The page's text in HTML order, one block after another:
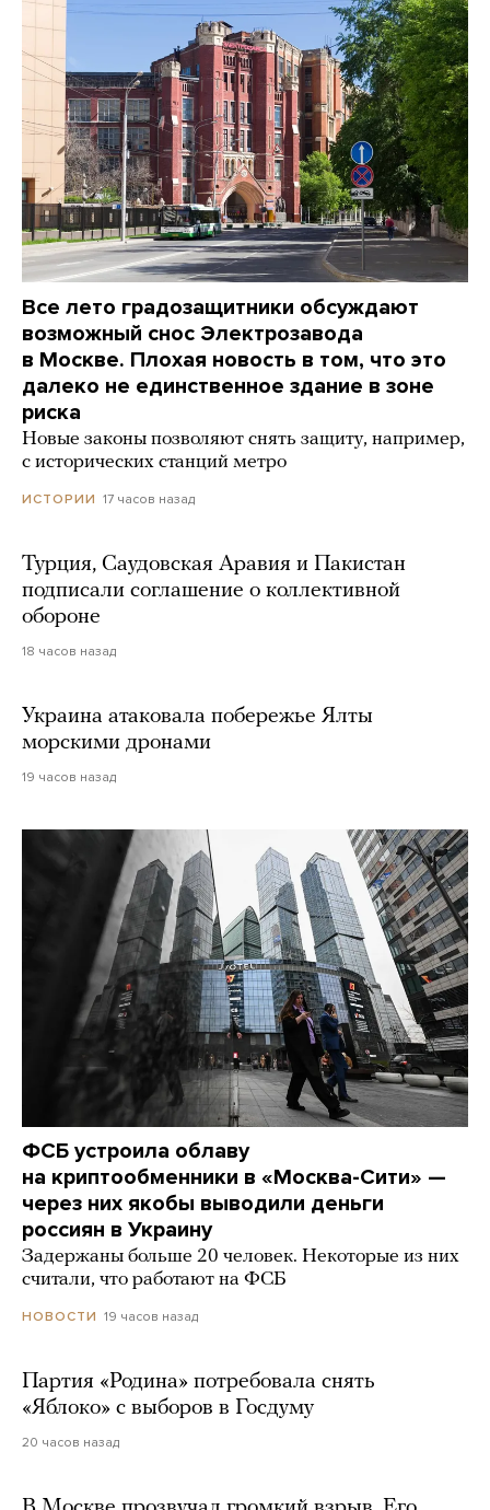
Все лето градозащитники обсуждают
возможный снос Электрозавода
в Москве. Плохая новость в том, что это
далеко не единственное здание в зоне
риска
Новые законы позволяют снять защиту, например,
с исторических станций метро
ИСТОРИИ 17 часов назад
Турция, Саудовская Аравия и Пакистан
подписали соглашение о коллективной
обороне
18 часов назад
Украина атаковала побережье Ялты
морскими дронами
19 часов назад
ФСБ устроила облаву
на криптообменники в «Москва-Сити» —
через них якобы выводили деньги
россиян в Украину
Задержаны больше 20 человек. Некоторые из них
считали, что работают на ФСБ
НОВОСТИ 19 часов назад
Партия «Родина» потребовала снять
«Яблоко» с выборов в Госдуму
20 часов назад